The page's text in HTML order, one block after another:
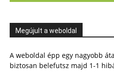
Megújult a weboldal
A weboldal épp egy nagyobb
biztosan belefutsz majd 1-1